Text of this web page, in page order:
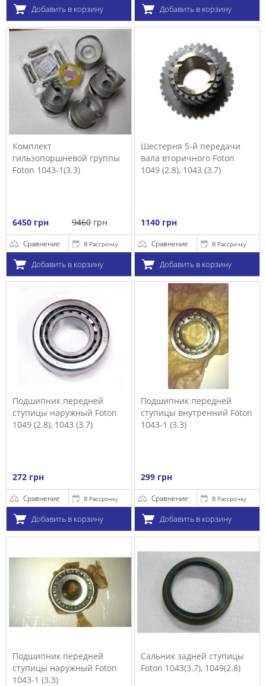
Добавить в корзину Добавить в корзину
Комплект
гильзопоршневой группы
Foton 1043-1(3.3)
6450 грн 9460грн
Сравнение В Рассрочку
Добавить в корзину
Шестерня 5-й передачи
вала вторичного Foton
1049 (2.8), 1043 (3.7)
1140 грн
Сравнение В Рассрочку
Добавить в корзину
Подшипник передней
ступицы наружный Foton
1049 (2.8), 1043 (3.7)
272 грн
Сравнение В Рассрочку
Добавить в корзину
Подшипник передней
ступицы внутренний Foton
1043-1 (3.3)
299 грн
Сравнение В Рассрочку
Добавить в корзину
Подшипник передней
ступицы наружный Foton
1043-1 (3.3)
Сальник задней ступицы
Foton 1043(3.7), 1049(2.8)